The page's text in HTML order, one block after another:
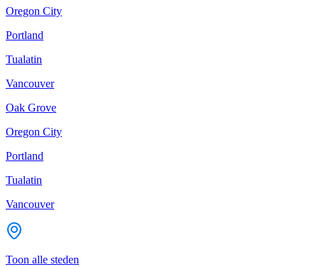
Oregon City
Portland
Tualatin
Vancouver
Oak Grove
Oregon City
Portland
Tualatin
Vancouver
Toon alle steden